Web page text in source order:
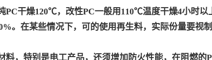
PC干燥120℃，改性PC一般用110℃温度干燥4小时
。在某些情况下，可的使用再生料，实际份量要视
，特别是电工产品，还须增加防火性能，在阻燃